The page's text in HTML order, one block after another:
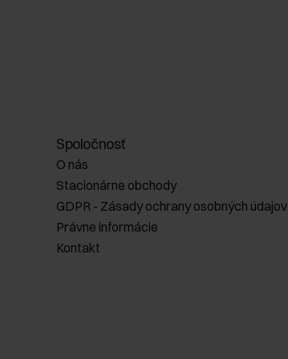
Spoločnosť
O nás
Stacionárne obchody
GDPR - Zásady ochrany osobných údajov
Právne informácie
Kontakt